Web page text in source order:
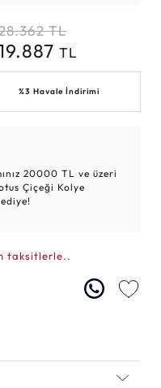
TL
TL
%3 Havale İndirimi
20000 TL ve üzeri
Çiçeği Kolye
taksitlerle..